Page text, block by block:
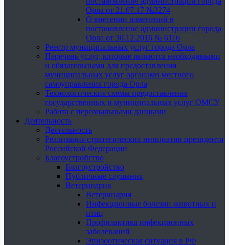
Орла от 21.07.17 №3274
О внесении изменений в
постановление администрации города
Орла от 30.12.2016 № 6116
Реестр муниципальных услуг города Орла
Перечень услуг, которые являются необходимыми
и обязательными для предоставления
муниципальных услуг органами местного
самоуправления города Орла
Технологические схемы предоставления
государственных и муниципальных услуг ОМСУ
Работа с персональными данными
Деятельность
Деятельность
Реализация стратегических инициатив президента
Российской Федерации
Благоустройство
Благоустройство
Публичные слушания
Ветеринария
Ветеринария
Инфекционные болезни животных и
птиц
Профилактика инфекционных
заболеваний
Эпизоотическая ситуация в РФ